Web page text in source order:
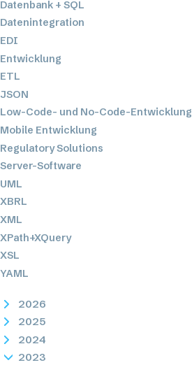
Datenbank + SQL
Datenintegration
EDI
Entwicklung
ETL
JSON
Low-Code- und No-Code-Entwicklung
Mobile Entwicklung
Regulatory Solutions
Server-Software
UML
XBRL
XML
XPath+XQuery
XSL
YAML
2026
2025
2024
2023